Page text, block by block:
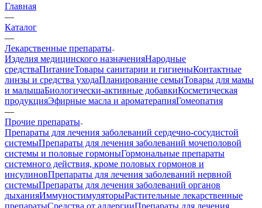
Главная
—
Каталог
—
Лекарственные препараты
Изделия медицинского назначенияНародные
средстваПитаниеТовары санитарии и гигиеныКонтактные
линзы и средства уходаПланирование семьиТовары для мамы
и малышаБиологически-активные добавкиКосметическая
продукцияЭфирные масла и ароматерапияГомеопатия
—
Прочие препараты
Препараты для лечения заболеваний сердечно-сосудистой
системыПрепараты для лечения заболеваний мочеполовой
системы и половые гормоныГормональные препараты
системного действия, кроме половых гормонов и
инсулиновПрепараты для лечения заболеваний нервной
системыПрепараты для лечения заболеваний органов
дыханияИммуностимуляторыРастительные лекарственные
препаратыСредства от аллергииПрепараты для лечения